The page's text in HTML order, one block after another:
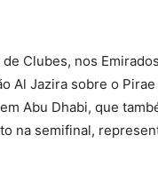
Clubes, nos
Al Jazira sobre o
Abu Dhabi, que
na semifinal,